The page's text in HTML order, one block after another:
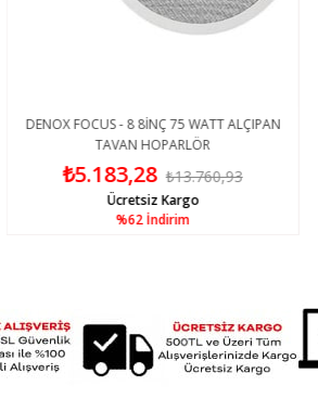
DENOX FOCUS - 8 8İNÇ 75 WATT ALÇIPAN
TAVAN HOPARLÖR
₺5.183,28 ₺13.760,93
%62İndirim
Ücretsiz Kargo